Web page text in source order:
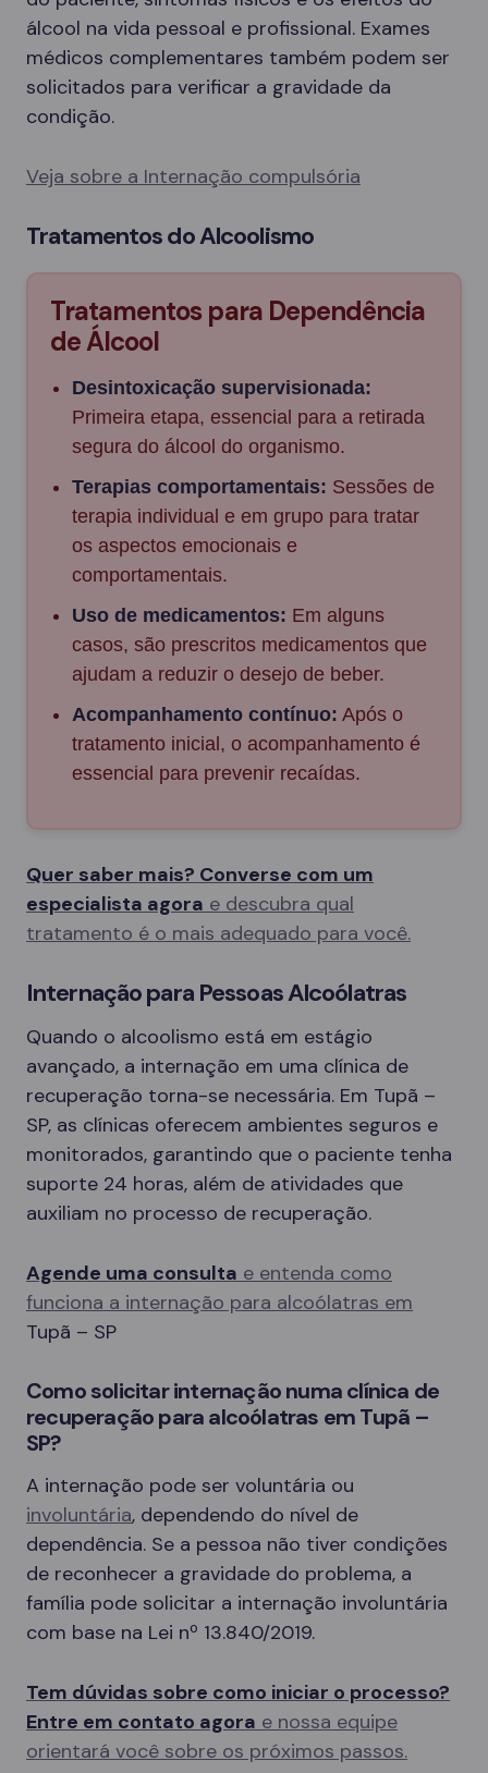
álcool na vida pessoal e profissional. Exames
médicos complementares também podem ser
solicitados para verificar a gravidade da
condição.
Veja sobre a Internação compulsória
Tratamentos do Alcoolismo
Tratamentos para Dependência
de Álcool
Desintoxicação supervisionada:
Primeira etapa, essencial para a retirada
segura do álcool do organismo.
Terapias comportamentais: Sessões de
terapia individual e em grupo para tratar
os aspectos emocionais e
comportamentais.
Uso de medicamentos: Em alguns
casos, são prescritos medicamentos que
ajudam a reduzir o desejo de beber.
Acompanhamento contínuo: Após o
tratamento inicial, o acompanhamento é
essencial para prevenir recaídas.
Quer saber mais? Converse com um
especialista agora e descubra qual
tratamento é o mais adequado para você.
Internação para Pessoas Alcoólatras
Quando o alcoolismo está em estágio
avançado, a internação em uma clínica de
recuperação torna-se necessária. Em Tupã –
SP, as clínicas oferecem ambientes seguros e
monitorados, garantindo que o paciente tenha
suporte 24 horas, além de atividades que
auxiliam no processo de recuperação.
Agende uma consulta e entenda como
funciona a internação para alcoólatras em
Tupã – SP
Como solicitar internação numa clínica de
recuperação para alcoólatras em Tupã –
SP?
A internação pode ser voluntária ou
involuntária, dependendo do nível de
dependência. Se a pessoa não tiver condições
de reconhecer a gravidade do problema, a
família pode solicitar a internação involuntária
com base na Lei nº 13.840/2019.
Tem dúvidas sobre como iniciar o processo?
Entre em contato agora e nossa equipe
orientará você sobre os próximos passos.